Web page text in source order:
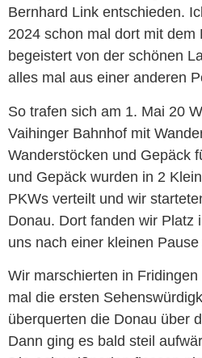
Bernhard Link entschieden.
2024 schon mal dort mit dem
begeistert von der schönen
alles mal aus einer anderen
So trafen sich am 1. Mai 20
Vaihinger Bahnhof mit
Wanderstöcken und Gepäck
und Gepäck wurden in 2
PKWs verteilt und wir
Donau. Dort fanden wir Platz
uns nach einer kleinen
Wir marschierten in
mal die ersten
überquerten die Donau über
Dann ging es bald steil